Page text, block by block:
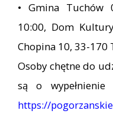
• Gmina Tuchów
10:00, Dom
Chopina 10, 33-170
Osoby chętne do
są o wypełnienie
https://